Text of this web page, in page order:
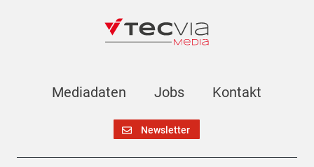
Mediadaten Jobs Kontakt
Newsletter